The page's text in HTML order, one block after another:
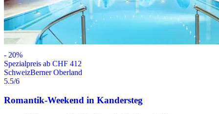
- 20%
Spezialpreis ab CHF 412
SchweizBerner Oberland
5.5/6
Romantik-Weekend in Kandersteg